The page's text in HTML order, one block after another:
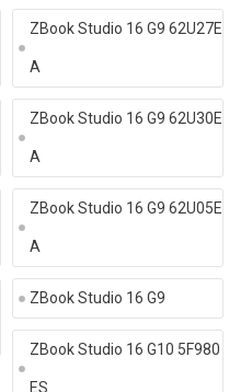
ZBook Studio 16 G9 62U27E
A
ZBook Studio 16 G9 62U30E
A
ZBook Studio 16 G9 62U05E
A
ZBook Studio 16 G9
ZBook Studio 16 G10 5F980
ES